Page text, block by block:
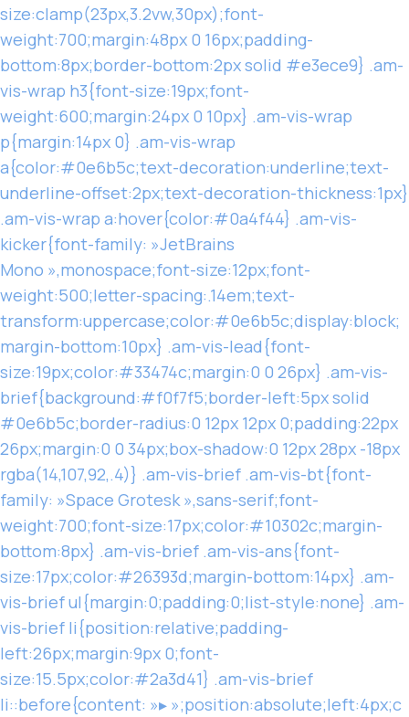
size:clamp(23px,3.2vw,30px);font-
weight:700;margin:48px 0 16px;padding-
bottom:8px;border-bottom:2px solid #e3ece9} .am-
vis-wrap h3{font-size:19px;font-
weight:600;margin:24px 0 10px} .am-vis-wrap
p{margin:14px 0} .am-vis-wrap
a{color:#0e6b5c;text-decoration:underline;text-
underline-offset:2px;text-decoration-thickness:1px}
.am-vis-wrap a:hover{color:#0a4f44} .am-vis-
kicker{font-family: »JetBrains
Mono »,monospace;font-size:12px;font-
weight:500;letter-spacing:.14em;text-
transform:uppercase;color:#0e6b5c;display:block;
margin-bottom:10px} .am-vis-lead{font-
size:19px;color:#33474c;margin:0 0 26px} .am-vis-
brief{background:#f0f7f5;border-left:5px solid
#0e6b5c;border-radius:0 12px 12px 0;padding:22px
26px;margin:0 0 34px;box-shadow:0 12px 28px -18px
rgba(14,107,92,.4)} .am-vis-brief .am-vis-bt{font-
family: »Space Grotesk »,sans-serif;font-
weight:700;font-size:17px;color:#10302c;margin-
bottom:8px} .am-vis-brief .am-vis-ans{font-
size:17px;color:#26393d;margin-bottom:14px} .am-
vis-brief ul{margin:0;padding:0;list-style:none} .am-
vis-brief li{position:relative;padding-
left:26px;margin:9px 0;font-
size:15.5px;color:#2a3d41} .am-vis-brief
li::before{content: »▸ »;position:absolute;left:4px;c